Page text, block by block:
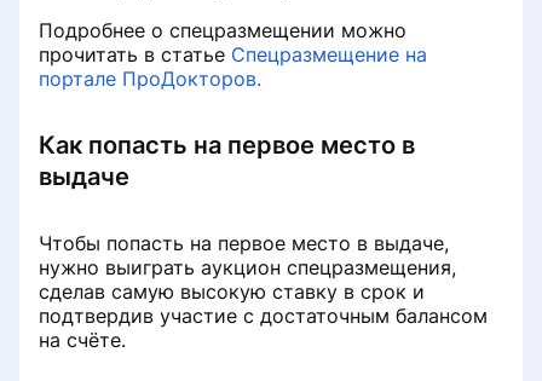
Подробнее о спецразмещении можно
прочитать в статье Спецразмещение на
портале ПроДокторов.
Как попасть на первое место в
выдаче
Чтобы попасть на первое место в выдаче,
нужно выиграть аукцион спецразмещения,
сделав самую высокую ставку в срок и
подтвердив участие с достаточным балансом
на счёте.